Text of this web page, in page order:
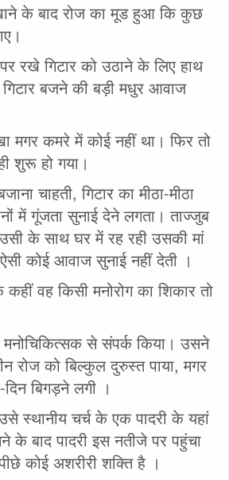
के बाद रोज का मूड हुआ कि कुछ
रखे गिटार को उठाने के लिए हाथ
बजने की बड़ी मधुर आवाज
मगर कमरे में कोई नहीं था। फिर तो
शुरू हो गया।
चाहती, गिटार का मीठा-मीठा
में गूंजता सुनाई देने लगता। ताज्जुब
के साथ घर में रह रही उसकी मां
कोई आवाज सुनाई नहीं देती ।
वह किसी मनोरोग का शिकार तो
से संपर्क किया। उसने
रोज को बिल्कुल दुरुस्त पाया, मगर
बिगड़ने लगी ।
स्थानीय चर्च के एक पादरी के यहां
के बाद पादरी इस नतीजे पर पहुंचा
कोई अशरीरी शक्ति है ।